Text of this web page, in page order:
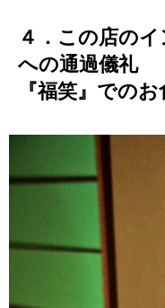
４．この店の
への通過儀礼
『福笑』での